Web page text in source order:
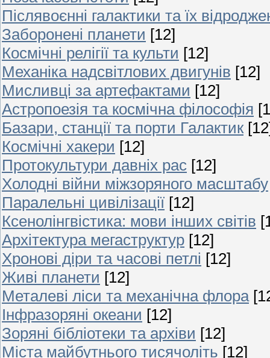
Післявоєнні галактики та їх
Заборонені планети [12]
Космічні релігії та культи [12]
Механіка надсвітлових двигунів [12]
Мисливці за артефактами [12]
Астропоезія та космічна філософія
Базари, станції та порти Галактик
Космічні хакери [12]
Протокультури давніх рас [12]
Холодні війни міжзоряного масштабу
Паралельні цивілізації [12]
Ксенолінгвістика: мови інших світів
Архітектура мегаструктур [12]
Хронові діри та часові петлі [12]
Живі планети [12]
Металеві ліси та механічна флора
Інфразоряні океани [12]
Зоряні бібліотеки та архіви [12]
Міста майбутнього тисячоліть [12]